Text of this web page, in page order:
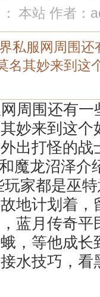
本站 作者：
私服网周围还
名其妙来到这
周围还有一
妙来到这个
出打怪的战
魔龙沼泽介
家都是巫
地计划着，
蓝月传奇平
，等他成长
水技巧，看